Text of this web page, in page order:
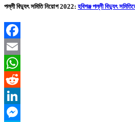
পল্লী বিদ্যুৎ সমিতিনিয়ােগ 2022: হবিগঞ্জ পল্লী বিদ্যুৎ
Facebook
Email
WhatsApp
Reddit
LinkedIn